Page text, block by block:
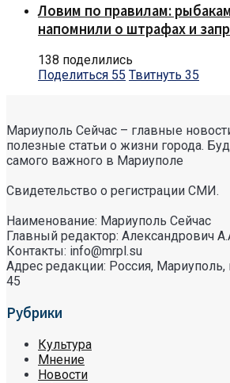
Ловим по правилам:
напомнили о штрафах и
138 поделились
Поделиться 55 Твитнуть 35
Мариуполь Сейчас – главные
полезные статьи о жизни города.
самого важного в Мариуполе
Свидетельство о регистрации СМИ.
Наименование: Мариуполь Сейчас
Главный редактор: Александрович
Контакты: info@mrpl.su
Адрес редакции: Россия, Мариуполь,
45
Рубрики
Культура
Мнение
Новости